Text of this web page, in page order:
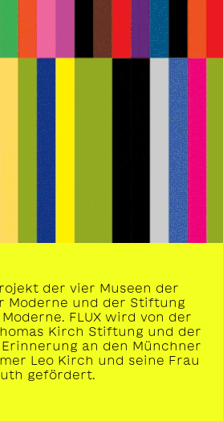
der vier Museen der
Moderne und der Stiftung
FLUX wird von der
Kirch Stiftung und der
an den Münchner
Leo Kirch und seine Frau
gefördert.